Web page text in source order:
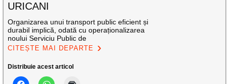
URICANI
Organizarea unui transport public eficient și
durabil implică, odată cu operaționalizarea
noului Serviciu Public de
CITEȘTE MAI DEPARTE
Distribuie acest articol